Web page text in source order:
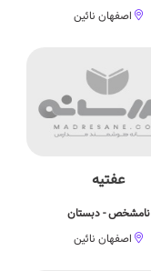
اصفهان نائین
عفتیه
نامشخص - دبستان
اصفهان نائین